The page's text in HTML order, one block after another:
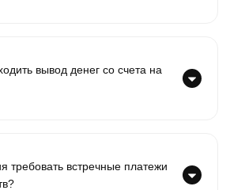
вывод денег со счета на
требовать встречные платежи